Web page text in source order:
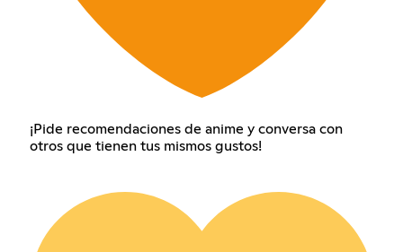
¡Pide recomendaciones de anime y conversa con
otros que tienen tus mismos gustos!